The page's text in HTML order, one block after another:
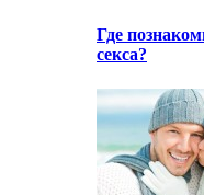
Где
секса?